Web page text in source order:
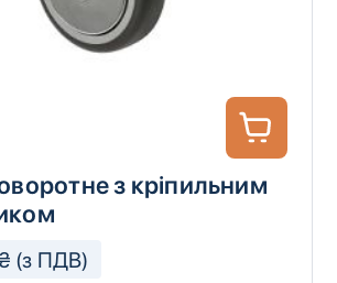
з кріпильним
(з ПДВ)